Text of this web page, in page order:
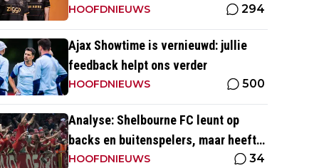
momenten uit clubhistorie
HOOFDNIEUWS 294
Ajax Showtime is vernieuwd: jullie
feedback helpt ons verder
HOOFDNIEUWS 500
Analyse: Shelbourne FC leunt op
backs en buitenspelers, maar heeft
restverdediging totaal niet op orde
HOOFDNIEUWS 34